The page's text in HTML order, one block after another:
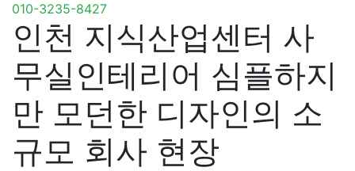
010-3235-8427
인천 지식산업센터 사
무실인테리어 심플하지
만 모던한 디자인의 소
규모 회사 현장